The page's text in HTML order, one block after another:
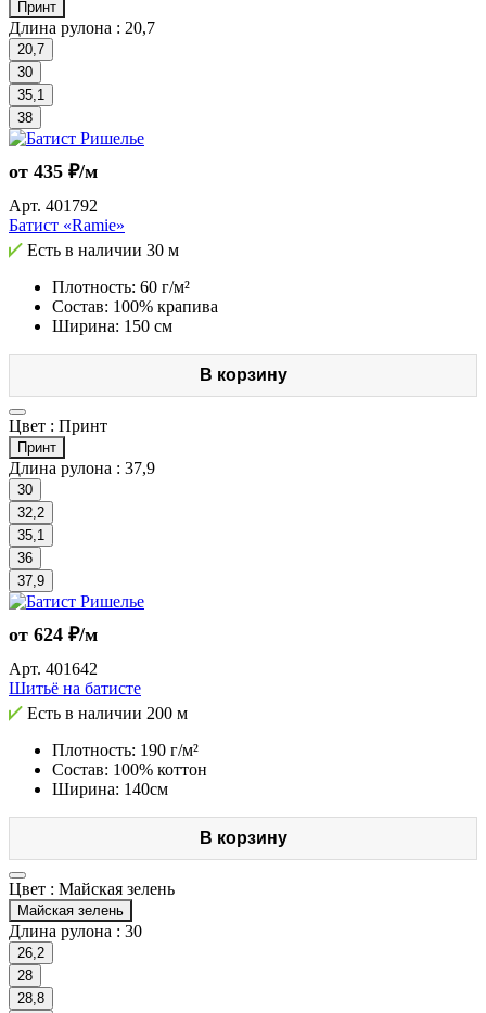
Принт
Длина рулона : 20,7
20,7
30
35,1
38
от 435 ₽/м
Арт. 401792
Батист «Ramie»
Есть в наличии 30 м
Плотность: 60 г/м²
Состав: 100% крапива
Ширина: 150 см
В корзину
Цвет : Принт
Принт
Длина рулона : 37,9
30
32,2
35,1
36
37,9
от 624 ₽/м
Арт. 401642
Шитьё на батисте
Есть в наличии 200 м
Плотность: 190 г/м²
Состав: 100% коттон
Ширина: 140см
В корзину
Цвет : Майская зелень
Майская зелень
Длина рулона : 30
26,2
28
28,8